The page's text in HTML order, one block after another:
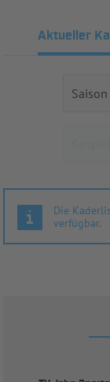
Aktueller
Die
verfügbar.